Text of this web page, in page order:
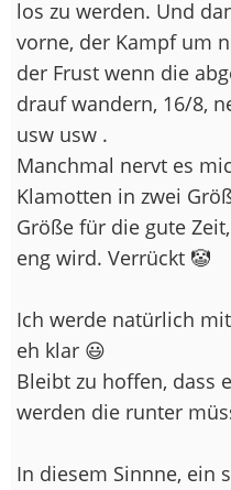
los zu werden. Und
vorne, der Kampf um
der Frust wenn die
drauf wandern, 16/8,
usw usw .
Manchmal nervt es
Klamotten in zwei
Größe für die gute
eng wird. Verrückt 🤡
Ich werde natürlich
eh klar 😃
Bleibt zu hoffen, dass
werden die runter
In diesem Sinnne, ein